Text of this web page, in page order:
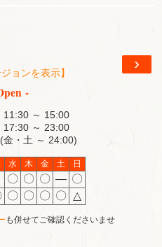
›
ョンを表示】
-
～ 15:00
～ 23:00
(金・土 ～ 24:00)
水 木 金 土 日
〇 〇 〇 ― 〇
〇 〇 〇 〇 △
も併せてご確認くださいませ